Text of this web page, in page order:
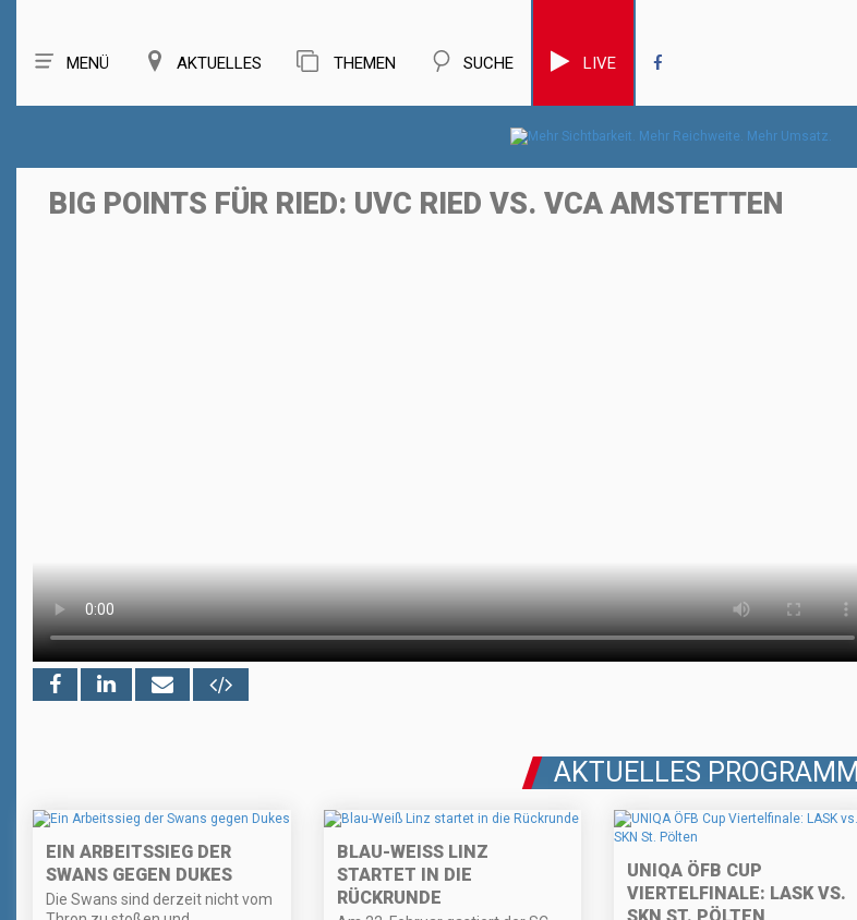
MENÜ AKTUELLES THEMEN SUCHE LIVE
BIG POINTS FÜR RIED: UVC RIED VS. VCA AMSTETTEN
AKTUELLES PROGRAMM
EIN ARBEITSSIEG DER
SWANS GEGEN DUKES
Die Swans sind derzeit nicht vom
BLAU-WEISS LINZ S
TARTET IN DIE R
ÜCKRUNDE
UNIQA ÖFB CUP
VIERTELFINALE: LASK VS.